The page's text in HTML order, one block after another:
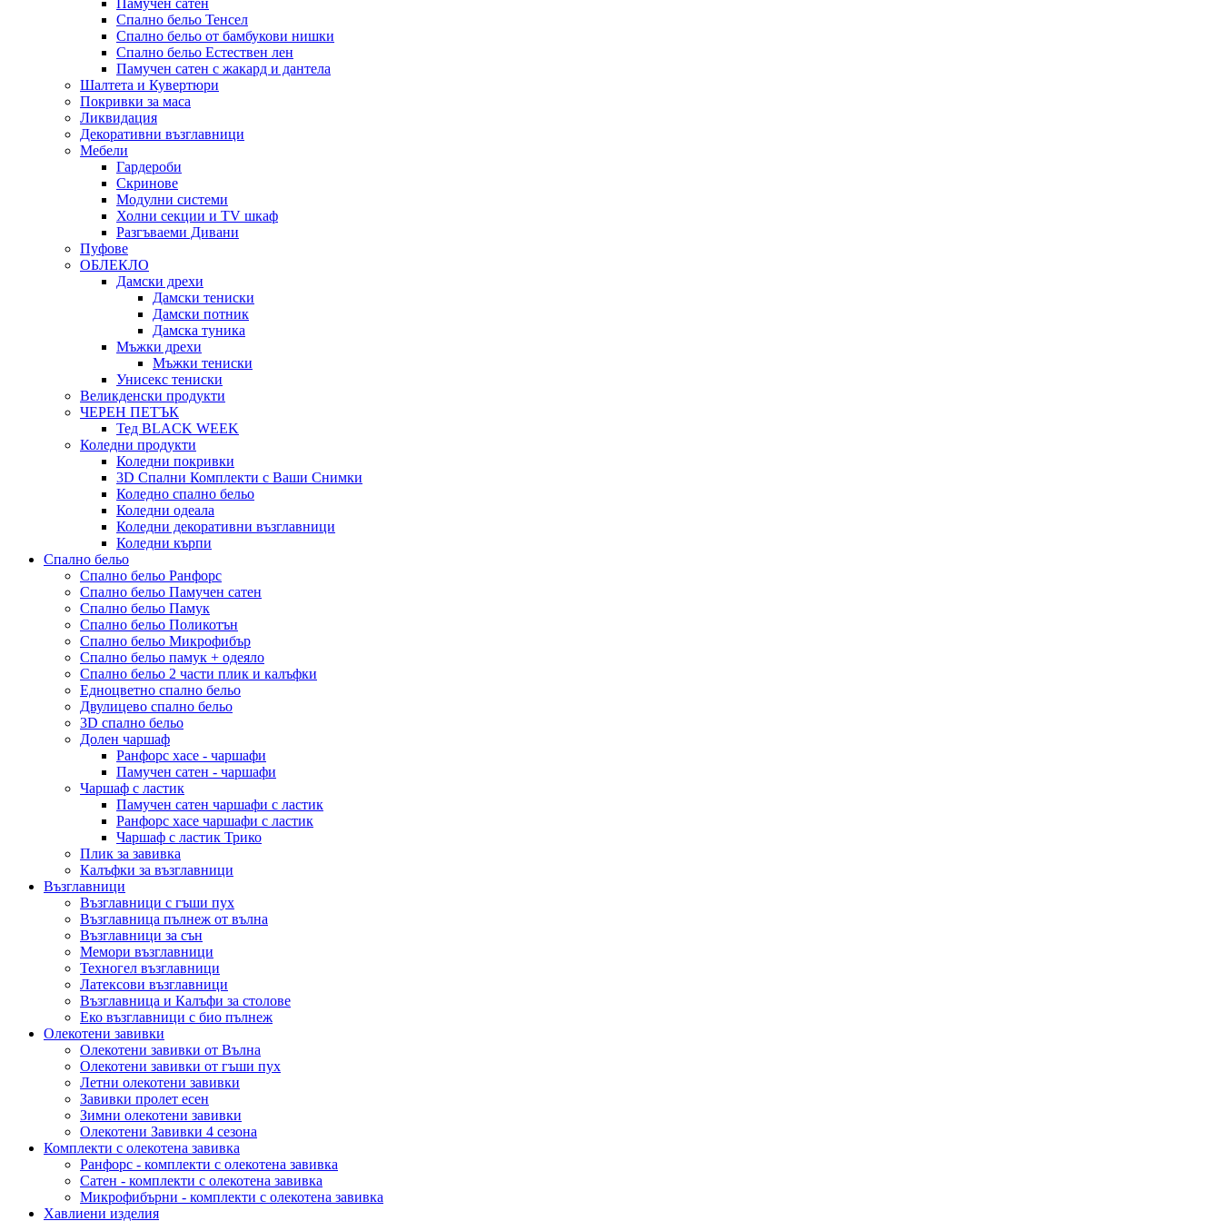
Памучен сатен
Спално бельо Тенсел
Спално бельо от бамбукови нишки
Спално бельо Естествен лен
Памучен сатен с жакард и дантела
Шалтета и Кувертюри
Покривки за маса
Ликвидация
Декоративни възглавници
Мебели
Гардероби
Скринове
Модулни системи
Холни секции и ТV шкаф
Разгъваеми Дивани
Пуфове
ОБЛЕКЛО
Дамски дрехи
Дамски тениски
Дамски потник
Дамска туника
Мъжки дрехи
Мъжки тениски
Унисекс тениски
Великденски продукти
ЧЕРЕН ПЕТЪК
Тед BLACK WEEK
Коледни продукти
Коледни покривки
3D Спални Комплекти с Ваши Снимки
Коледно спално бельо
Коледни одеала
Коледни декоративни възглавници
Коледни кърпи
Спално бельо
Спално бельо Ранфорс
Спално бельо Памучен сатен
Спално бельо Памук
Спално бельо Поликотън
Спално бельо Микрофибър
Спално бельо памук + одеяло
Спално бельо 2 части плик и калъфки
Eдноцветно спално бельо
Двулицево спално бельо
3D спално бельо
Долен чаршаф
Ранфорс хасе - чаршафи
Памучен сатен - чаршафи
Чаршаф с ластик
Памучен сатен чаршафи с ластик
Ранфорс хасе чаршафи с ластик
Чаршаф с ластик Трико
Плик за завивкa
Калъфки за възглавници
Възглавници
Възглавници с гъши пух
Възглавница пълнеж от вълна
Възглавници за сън
Мемори възглавници
Техногел възглавници
Латексови възглавници
Възглавница и Калъфи за столове
Еко възглавници с био пълнеж
Олекотени завивки
Олекотени завивки от Вълна
Олекотени завивки от гъши пух
Летни олекотени завивки
Завивки пролет есен
Зимни олекотени завивки
Олекотени Завивки 4 сезона
Комплекти с олекотена завивка
Ранфорс - комплекти с олекотена завивка
Сатен - комплекти с олекотена завивка
Микрофибърни - комплекти с олекотена завивка
Хавлиени изделия